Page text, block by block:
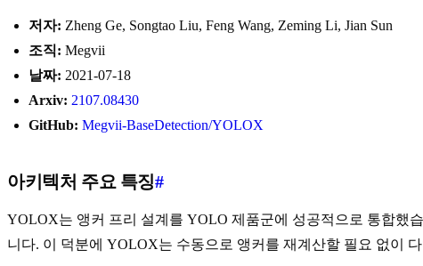
저자: Zheng Ge, Songtao Liu, Feng Wang, Zeming Li, Jian Sun
조직: Megvii
날짜: 2021-07-18
Arxiv: 2107.08430
GitHub: Megvii-BaseDetection/YOLOX
아키텍처 주요 특징#
YOLOX는 앵커 프리 설계를 YOLO 제품군에 성공적으로 통합했
니다. 이 덕분에 YOLOX는 수동으로 앵커를 재계산할 필요 없이